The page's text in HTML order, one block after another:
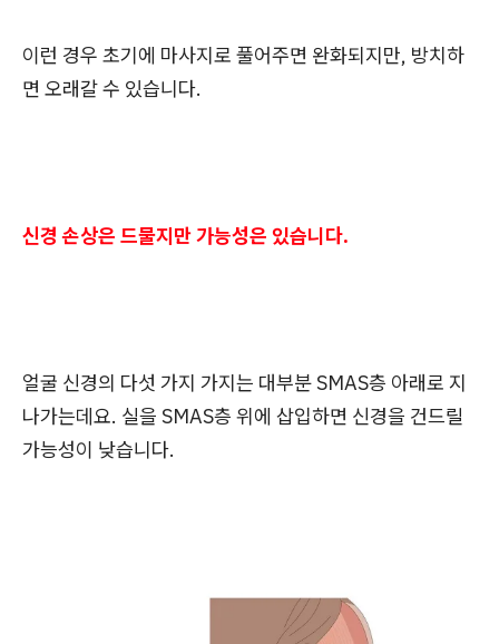
이런 경우 초기에 마사지로 풀어주면 완화되지만, 방치하
면 오래갈 수 있습니다.
신경 손상은 드물지만 가능성은 있습니다.
얼굴 신경의 다섯 가지 가지는 대부분 SMAS층 아래로 지
나가는데요. 실을 SMAS층 위에 삽입하면 신경을 건드릴
가능성이 낮습니다.